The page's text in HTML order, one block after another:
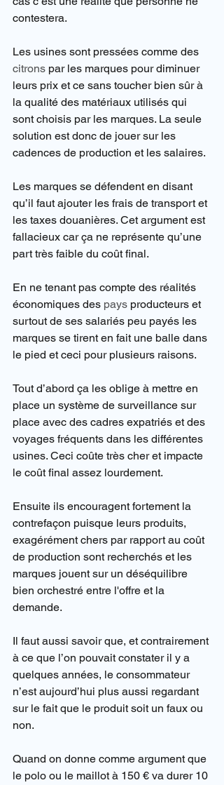
contestera.
Les usines sont pressées comme des
citrons par les marques pour diminuer
leurs prix et ce sans toucher bien sûr à
la qualité des matériaux utilisés qui
sont choisis par les marques. La seule
solution est donc de jouer sur les
cadences de production et les salaires.
Les marques se défendent en disant
qu’il faut ajouter les frais de transport et
les taxes douanières. Cet argument est
fallacieux car ça ne représente qu’une
part très faible du coût final.
En ne tenant pas compte des réalités
économiques des pays producteurs et
surtout de ses salariés peu payés les
marques se tirent en fait une balle dans
le pied et ceci pour plusieurs raisons.
Tout d’abord ça les oblige à mettre en
place un système de surveillance sur
place avec des cadres expatriés et des
voyages fréquents dans les différentes
usines. Ceci coûte très cher et impacte
le coût final assez lourdement.
Ensuite ils encouragent fortement la
contrefaçon puisque leurs produits,
exagérément chers par rapport au coût
de production sont recherchés et les
marques jouent sur un déséquilibre
bien orchestré entre l'offre et la
demande.
Il faut aussi savoir que, et contrairement
à ce que l’on pouvait constater il y a
quelques années, le consommateur
n’est aujourd’hui plus aussi regardant
sur le fait que le produit soit un faux ou
non.
Quand on donne comme argument que
le polo ou le maillot à 150 € va durer 10